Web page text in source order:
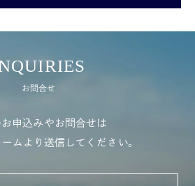
お問合せ
申込みやお問合せは
ムより送信してください。